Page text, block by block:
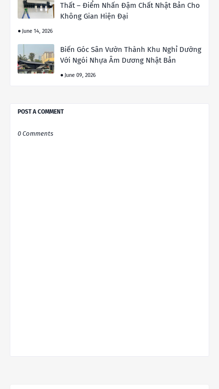
Thất – Điểm Nhấn Đậm Chất Nhật Bản Cho
Không Gian Hiện Đại
June 14, 2026
Biến Góc Sân Vườn Thành Khu Nghỉ Dưỡng
Với Ngói Nhựa Âm Dương Nhật Bản
June 09, 2026
POST A COMMENT
0 Comments